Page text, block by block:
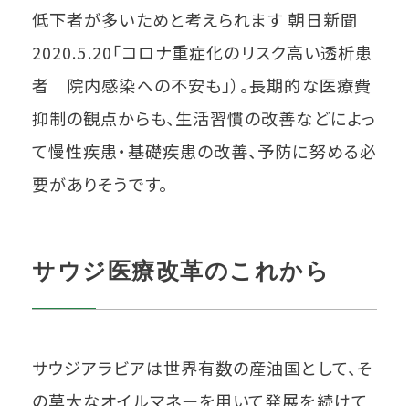
低下者が多いためと考えられます 朝日新聞
2020.5.20「コロナ重症化のリスク高い透析患
者 院内感染への不安も」）。長期的な医療費
抑制の観点からも、生活習慣の改善などによっ
て慢性疾患・基礎疾患の改善、予防に努める必
要がありそうです。
サウジ医療改革のこれから
サウジアラビアは世界有数の産油国として、そ
の莫大なオイルマネーを用いて発展を続けて